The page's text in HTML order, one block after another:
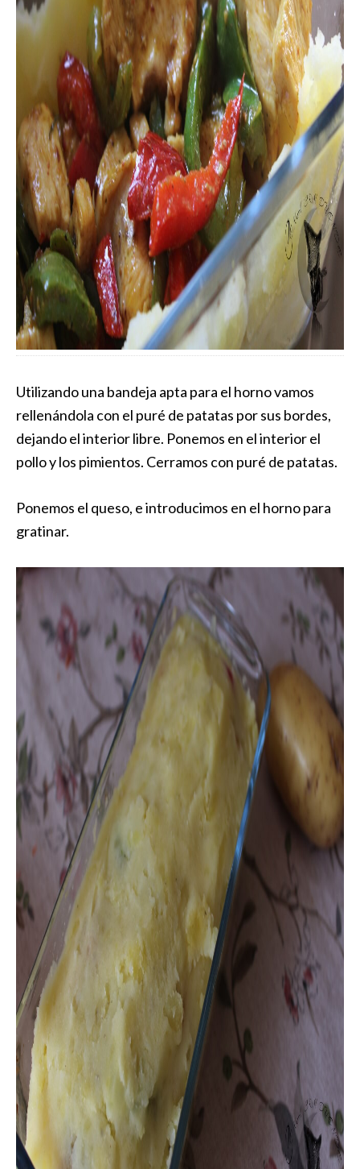
Utilizando una bandeja apta para el horno vamos
rellenándola con el puré de patatas por sus bordes,
dejando el interior libre. Ponemos en el interior el
pollo y los pimientos. Cerramos con puré de patatas.
Ponemos el queso, e introducimos en el horno para
gratinar.